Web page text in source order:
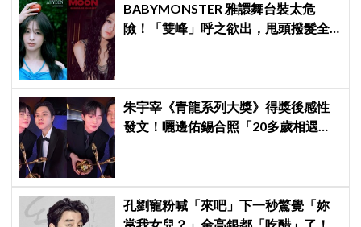
BABYMONSTER 雅譞舞台裝太危
險！「雙峰」呼之欲出，甩頭撥髮全
朱宇宰《青龍系列大獎》得獎後感性
發文！曬邊佑錫合照「20多歲相遇，
孔劉寵粉喊「來吧」下一秒驚覺「妳